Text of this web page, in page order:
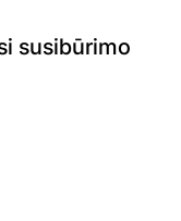
susibūrimo